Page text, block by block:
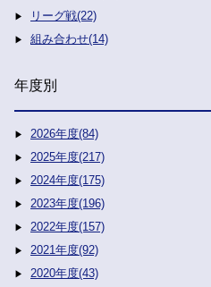
リーグ戦(22)
組み合わせ(14)
年度別
2026年度(84)
2025年度(217)
2024年度(175)
2023年度(196)
2022年度(157)
2021年度(92)
2020年度(43)